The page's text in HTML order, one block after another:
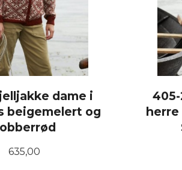
dame i
beigemelert og
Pris
635,00